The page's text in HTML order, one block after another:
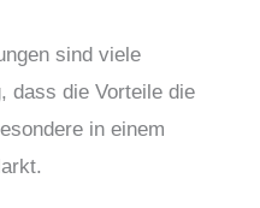
sind viele
dass die Vorteile die
in einem